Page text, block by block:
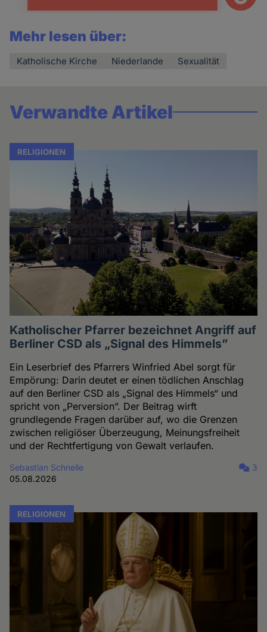
Mehr lesen über:
Katholische Kirche Niederlande Sexualität
Verwandte Artikel
RELIGIONEN
Katholischer Pfarrer bezeichnet Angriff auf
Berliner CSD als „Signal des Himmels”
Ein Leserbrief des Pfarrers Winfried Abel sorgt für
Empörung: Darin deutet er einen tödlichen Anschlag
auf den Berliner CSD als „Signal des Himmels“ und
spricht von „Perversion”. Der Beitrag wirft
grundlegende Fragen darüber auf, wo die Grenzen
zwischen religiöser Überzeugung, Meinungsfreiheit
und der Rechtfertigung von Gewalt verlaufen.
Sebastian Schnelle
05.08.2026
3
RELIGIONEN